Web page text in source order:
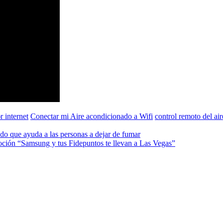
internet Conectar mi Aire acondicionado a Wifi control remoto del
que ayuda a las personas a dejar de fumar
“Samsung y tus Fidepuntos te llevan a Las Vegas”